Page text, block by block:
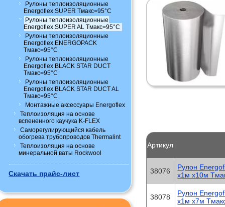
Рулоны теплоизоляционные
Energoflex SUPER Tмакс=95°C
Рулоны теплоизоляционные
Energoflex SUPER AL Tмакс=95°C
Рулоны теплоизоляционные
Energoflex ENERGOPACK
Tмакс=95°C
Рулоны теплоизоляционные
Energoflex BLACK STAR DUCT
Tмакс=95°C
Рулоны теплоизоляционные
Energoflex BLACK STAR DUCT AL
Tмакс=95°C
Монтажные аксессуары Energoflex
Теплоизоляция на основе
вспененного каучука K-FLEX
Саморегулирующийся кабель
обогрева трубопроводов Thermalint
Теплоизоляция на основе
минеральной ваты Rockwool
Скачать прайс-лист
Артикул
38076
Рулон
х1м х10м
38078
Рулон
х1м х7м